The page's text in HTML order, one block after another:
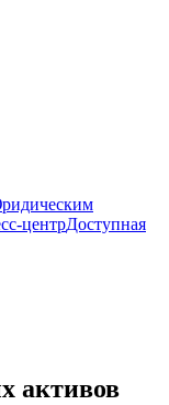
центрДоступная
активов